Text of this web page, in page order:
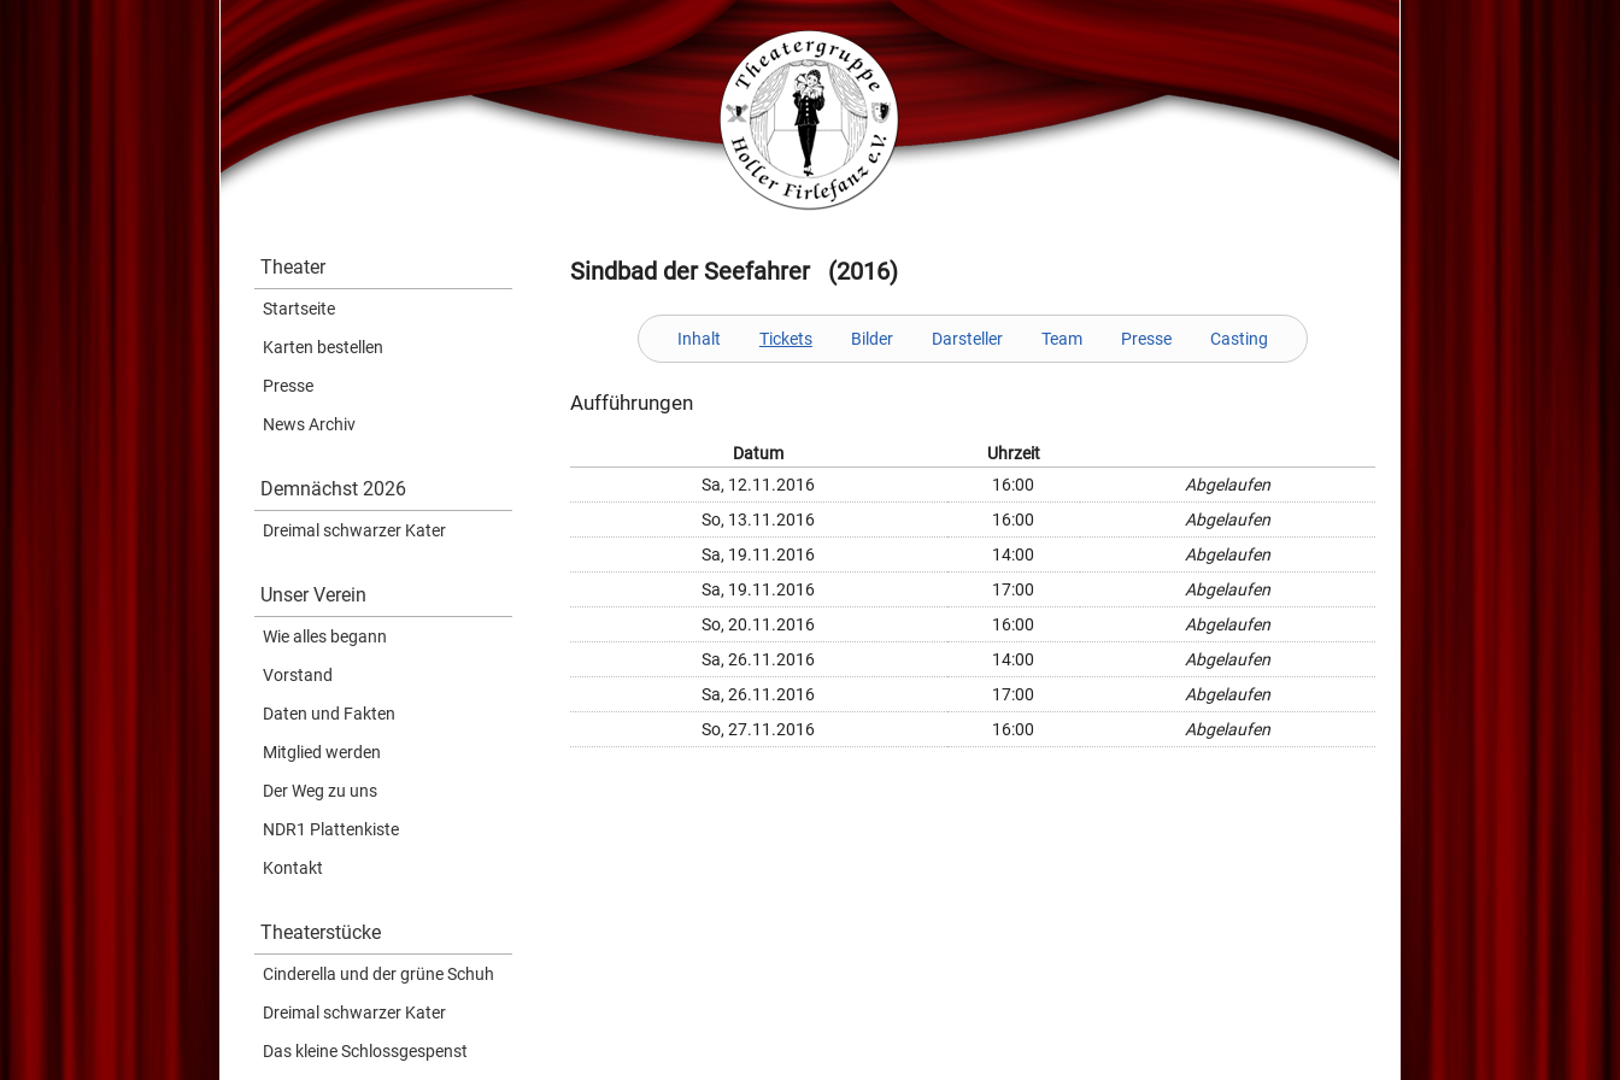
Theater
Startseite
Karten bestellen
Presse
News Archiv
Demnächst 2026
Dreimal schwarzer Kater
Unser Verein
Wie alles begann
Vorstand
Daten und Fakten
Mitglied werden
Der Weg zu uns
NDR1 Plattenkiste
Kontakt
Theaterstücke
Cinderella und der grüne Schuh
Dreimal schwarzer Kater
Das kleine Schlossgespenst
Sindbad der Seefahrer (2016)
Inhalt Tickets Bilder Darsteller Team Presse Casting
Aufführungen
Datum
Uhrzeit
Sa, 12.11.2016
16:00
Abgelaufen
So, 13.11.2016
16:00
Abgelaufen
Sa, 19.11.2016
14:00
Abgelaufen
Sa, 19.11.2016
17:00
Abgelaufen
So, 20.11.2016
16:00
Abgelaufen
Sa, 26.11.2016
14:00
Abgelaufen
Sa, 26.11.2016
17:00
Abgelaufen
So, 27.11.2016
16:00 Abgelaufen